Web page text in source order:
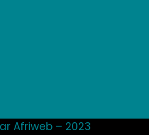
Afriweb – 2023